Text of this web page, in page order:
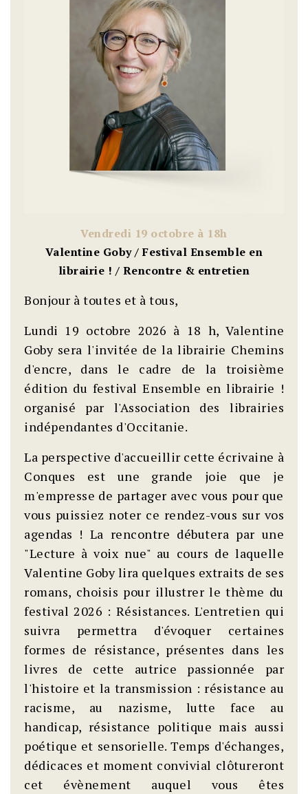
Vendredi 19 octobre à 18h
Valentine Goby / Festival Ensemble en
librairie ! / Rencontre & entretien
Bonjour à toutes et à tous,
Lundi 19 octobre 2026 à 18 h, Valentine
Goby sera l'invitée de la librairie Chemins
d'encre, dans le cadre de la troisième
édition du festival Ensemble en librairie !
organisé par l'Association des librairies
indépendantes d'Occitanie.
La perspective d'accueillir cette écrivaine à
Conques est une grande joie que je
m'empresse de partager avec vous pour que
vous puissiez noter ce rendez-vous sur vos
agendas ! La rencontre débutera par une
"Lecture à voix nue" au cours de laquelle
Valentine Goby lira quelques extraits de ses
romans, choisis pour illustrer le thème du
festival 2026 : Résistances. L'entretien qui
suivra permettra d'évoquer certaines
formes de résistance, présentes dans les
livres de cette autrice passionnée par
l'histoire et la transmission : résistance au
racisme, au nazisme, lutte face au
handicap, résistance politique mais aussi
poétique et sensorielle. Temps d'échanges,
dédicaces et moment convivial clôtureront
cet évènement auquel vous êtes